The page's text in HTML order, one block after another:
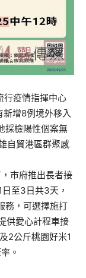
行疫情指揮中心
增8例境外移入
採檢陽性個案無
自貿港區群聚感
市府推出長者接
至3日共3天，
務，可選擇施打
供愛心計程車接
2公斤桃園好米1
。